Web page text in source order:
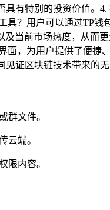
有特别的投资价值。
？用户可以通过TP
当前市场热度，从而
面，为用户提供了便
证区块链技术带来的无
群文件。
云端。
限内容。